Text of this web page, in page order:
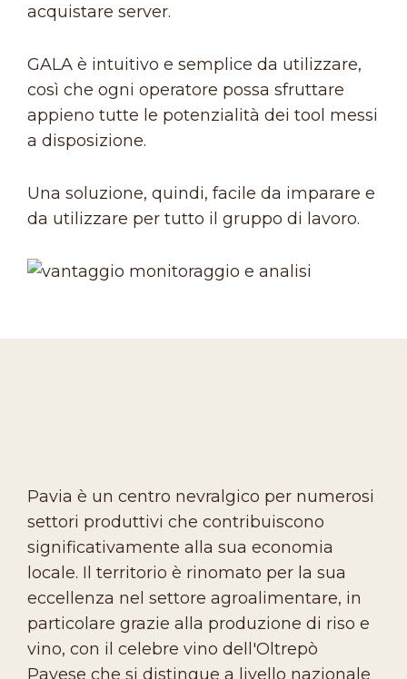
acquistare server.
GALA è intuitivo e semplice da utilizzare,
così che ogni operatore possa sfruttare
appieno tutte le potenzialità dei tool messi
a disposizione.
Una soluzione, quindi, facile da imparare e
da utilizzare per tutto il gruppo di lavoro.
Pavia è un centro nevralgico per numerosi
settori produttivi che contribuiscono
significativamente alla sua economia
locale. Il territorio è rinomato per la sua
eccellenza nel settore agroalimentare, in
particolare grazie alla produzione di riso e
vino, con il celebre vino dell'Oltrepò
Pavese che si distingue a livello nazionale